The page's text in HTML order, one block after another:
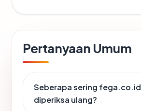
Pertanyaan Umum
Seberapa sering fega.co.id
diperiksa ulang?